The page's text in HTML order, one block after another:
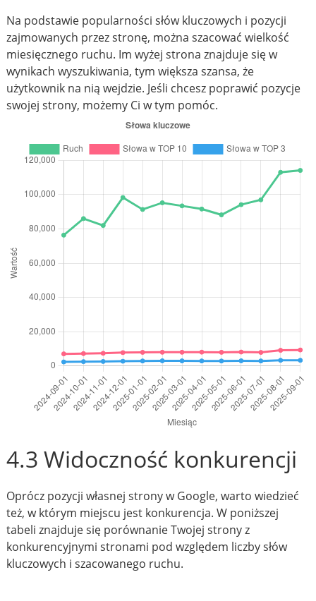
Na podstawie popularności słów kluczowych i pozycji
zajmowanych przez stronę, można szacować wielkość
miesięcznego ruchu. Im wyżej strona znajduje się w
wynikach wyszukiwania, tym większa szansa, że
użytkownik na nią wejdzie. Jeśli chcesz poprawić pozycje
swojej strony, możemy Ci w tym pomóc.
4.3 Widoczność konkurencji
Oprócz pozycji własnej strony w Google, warto wiedzieć
też, w którym miejscu jest konkurencja. W poniższej
tabeli znajduje się porównanie Twojej strony z
konkurencyjnymi stronami pod względem liczby słów
kluczowych i szacowanego ruchu.